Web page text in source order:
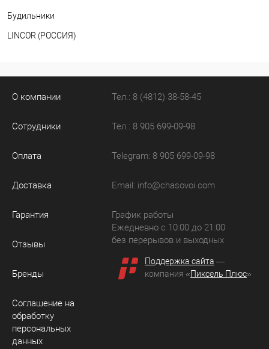
Будильники
LINCOR (РОССИЯ)
О компании
Сотрудники
Оплата
Доставка
Гарантия
Отзывы
Бренды
Соглашение на
обработку
персональных
данных
Тел.: 8 (4812) 38-58-45
Тел.: 8 905 699-09-98
Telegram: 8 905 699-09-98
Email: info@chasovoi.com
График работы
Ежедневно с 10:00 до 21:00
без перерывов и выходных
Поддержка сайта —
компания «Пиксель Плюс»